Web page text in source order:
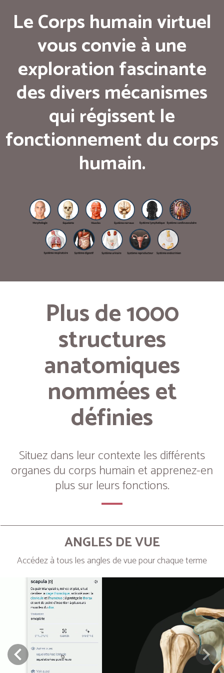
Le Corps humain virtuel
vous convie à une
exploration fascinante
des divers mécanismes
qui régissent le
fonctionnement du corps
humain.
Plus de 1000
structures
anatomiques
nommées et
définies
Situez dans leur contexte les différents
organes du corps humain et apprenez-en
plus sur leurs fonctions.
ANGLES DE VUE
Accédez à tous les angles de vue pour chaque terme